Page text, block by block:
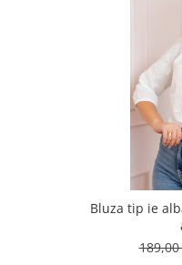
Bluza tip ie